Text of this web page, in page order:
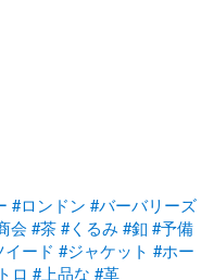
#ロンドン #バーバリーズ
会 #茶#くるみ #釦 #予備
イード #ジャケット #ホー
ロ #上品な #革